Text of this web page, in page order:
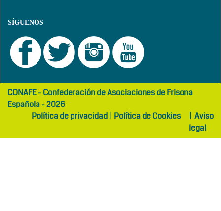
SÍGUENOS
girls
abaya
maltepe
otelCONAFE - Confederación de Asociaciones de Frisona
Española - 2026
Política de privacidad| Política de Cookies | Aviso
legal